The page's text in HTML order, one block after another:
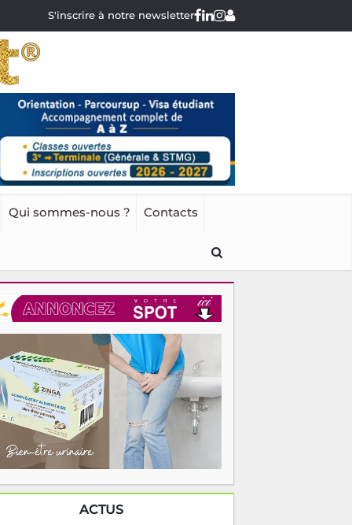
S'inscrire à notre newsletter
Qui sommes-nous ? Contacts
ACTUS